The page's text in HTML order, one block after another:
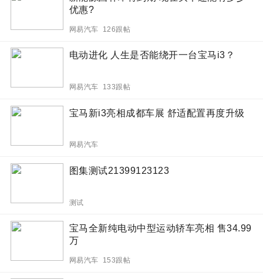
优惠?
网易汽车 126跟帖
电动进化 人生是否能绕开一台宝马i3？
网易汽车 133跟帖
宝马新i3亮相成都车展 舒适配置再度升级
网易汽车
图集测试21399123123
测试
宝马全新纯电动中型运动轿车亮相 售34.99
万
网易汽车 153跟帖